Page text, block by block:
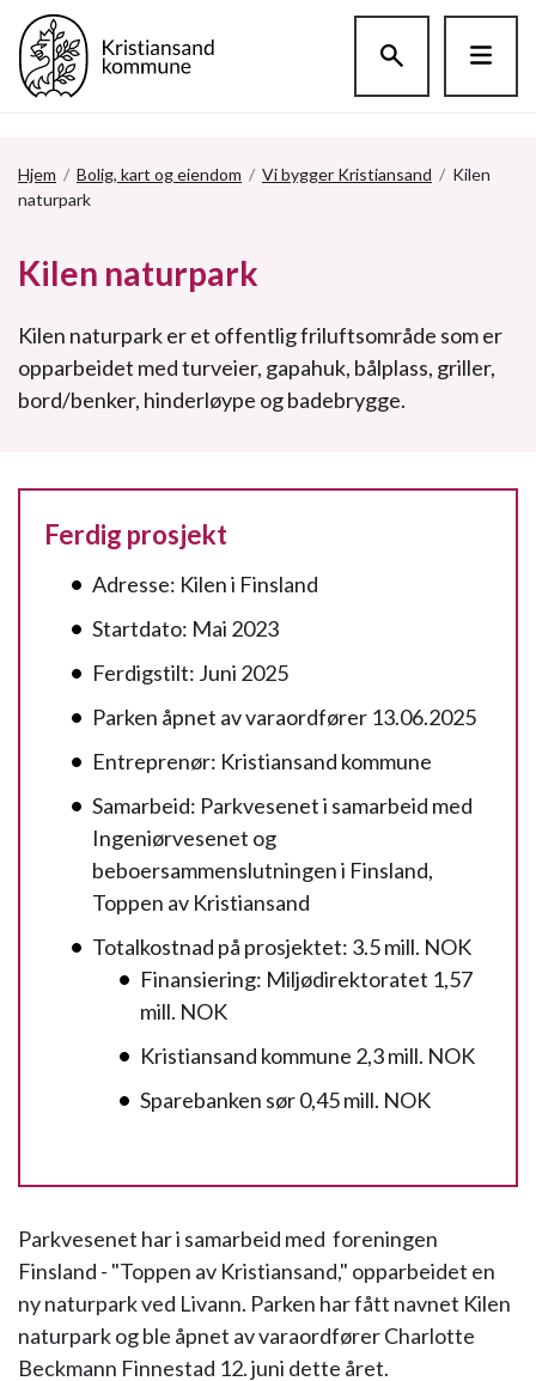
Hjem / Bolig, kart og eiendom / Vi bygger Kristiansand / Kilen
naturpark
Kilen naturpark
Kilen naturpark er et offentlig friluftsområde som er
opparbeidet med turveier, gapahuk, bålplass, griller,
bord/benker, hinderløype og badebrygge.
Ferdig prosjekt
Adresse: Kilen i Finsland
Startdato: Mai 2023
Ferdigstilt: Juni 2025
Parken åpnet av varaordfører 13.06.2025
Entreprenør: Kristiansand kommune
Samarbeid: Parkvesenet i samarbeid med
Ingeniørvesenet og
beboersammenslutningen i Finsland,
Toppen av Kristiansand
Totalkostnad på prosjektet: 3.5 mill. NOK
Finansiering: Miljødirektoratet 1,57
mill. NOK
Kristiansand kommune 2,3 mill. NOK
Sparebanken sør 0,45 mill. NOK
Parkvesenet har i samarbeid med foreningen
Finsland - "Toppen av Kristiansand," opparbeidet en
ny naturpark ved Livann. Parken har fått navnet Kilen
naturpark og ble åpnet av varaordfører Charlotte
Beckmann Finnestad 12. juni dette året.